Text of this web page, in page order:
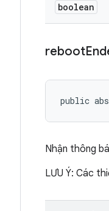
boolean
reboot
public
Nhận thông
LƯU Ý: Các